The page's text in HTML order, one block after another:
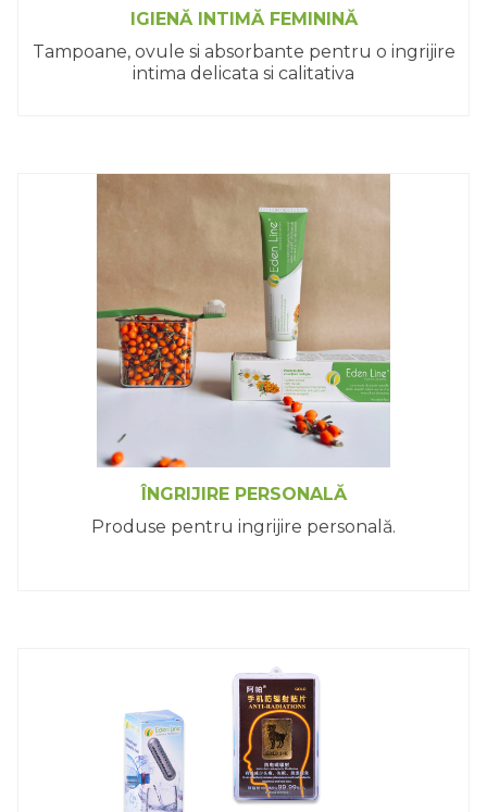
IGIENĂ INTIMĂ FEMININĂ
Tampoane, ovule si absorbante pentru o ingrijire
intima delicata si calitativa
ÎNGRIJIRE PERSONALĂ
Produse pentru ingrijire personală.